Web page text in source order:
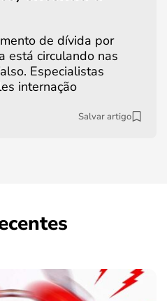
de dívida por
está circulando nas
Especialistas
internação
Salvar artigo